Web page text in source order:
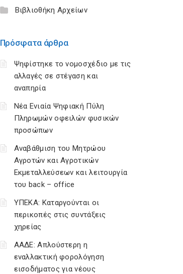
Βιβλιοθήκη Αρχείων
Πρόσφατα άρθρα
Ψηφίστηκε το νομοσχέδιο με τις
αλλαγές σε στέγαση και
αναπηρία
Νέα Ενιαία Ψηφιακή Πύλη
Πληρωμών οφειλών φυσικών
προσώπων
Αναβάθμιση του Μητρώου
Αγροτών και Αγροτικών
Εκμεταλλεύσεων και λειτουργία
του back – office
ΥΠΕΚΑ: Καταργούνται οι
περικοπές στις συντάξεις
χηρείας
ΑΑΔΕ: Απλούστερη η
εναλλακτική φορολόγηση
εισοδήματος για νέους